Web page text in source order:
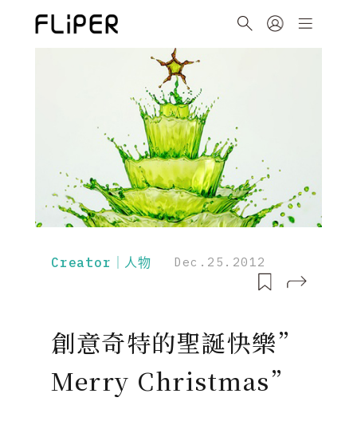
Creator｜人物 Dec.25.2012
創意奇特的聖誕快樂”
Merry Christmas”